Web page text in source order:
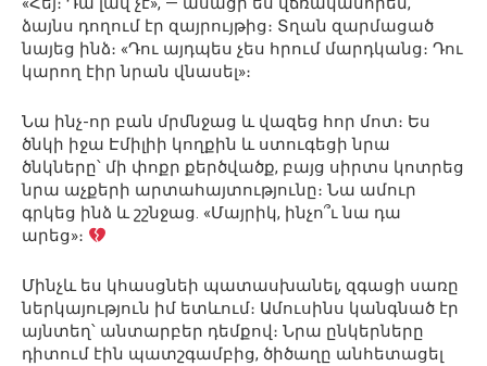
ձայնս դողում էր զայրույթից։ Տղան զարմացած
նայեց ինձ։ «Դու այդպես չես հրում մարդկանց։ Դու
կարող էիր նրան վնասել»։
Նա ինչ-որ բան մրմնջաց և վազեց հոր մոտ։ Ես
ծնկի իջա Էմիլիի կողքին և ստուգեցի նրա
ծնկները՝ մի փոքր քերծվածք, բայց սիրտս կոտրեց
նրա աչքերի արտահայտությունը։ Նա ամուր
գրկեց ինձ և շշնջաց. «Մայրիկ, ինչո՞ւ նա դա
արեց»։
Մինչև ես կհասցնեի պատասխանել, զգացի սառը
ներկայություն իմ ետևում։ Ամուսինս կանգնած էր
այնտեղ՝ անտարբեր դեմքով։ Նրա ընկերները
դիտում էին պատշգամբից, ծիծաղը անհետացել